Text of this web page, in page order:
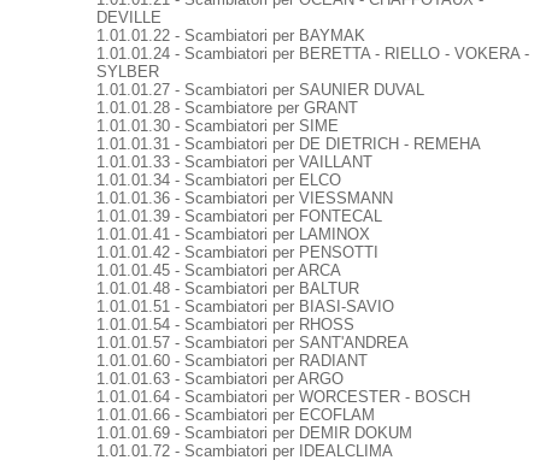
DEVILLE
1.01.01.22 - Scambiatori per BAYMAK
1.01.01.24 - Scambiatori per BERETTA - RIELLO - VOKERA -
SYLBER
1.01.01.27 - Scambiatori per SAUNIER DUVAL
1.01.01.28 - Scambiatore per GRANT
1.01.01.30 - Scambiatori per SIME
1.01.01.31 - Scambiatori per DE DIETRICH - REMEHA
1.01.01.33 - Scambiatori per VAILLANT
1.01.01.34 - Scambiatori per ELCO
1.01.01.36 - Scambiatori per VIESSMANN
1.01.01.39 - Scambiatori per FONTECAL
1.01.01.41 - Scambiatori per LAMINOX
1.01.01.42 - Scambiatori per PENSOTTI
1.01.01.45 - Scambiatori per ARCA
1.01.01.48 - Scambiatori per BALTUR
1.01.01.51 - Scambiatori per BIASI-SAVIO
1.01.01.54 - Scambiatori per RHOSS
1.01.01.57 - Scambiatori per SANT'ANDREA
1.01.01.60 - Scambiatori per RADIANT
1.01.01.63 - Scambiatori per ARGO
1.01.01.64 - Scambiatori per WORCESTER - BOSCH
1.01.01.66 - Scambiatori per ECOFLAM
1.01.01.69 - Scambiatori per DEMIR DOKUM
1.01.01.72 - Scambiatori per IDEALCLIMA